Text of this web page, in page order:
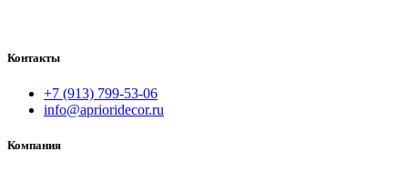
Контакты
+7 (913) 799-53-06
info@aprioridecor.ru
Компания